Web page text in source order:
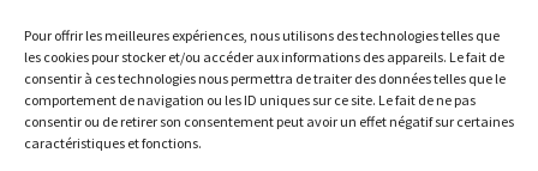
Pour offrir les meilleures expériences, nous utilisons des technologies telles que
les cookies pour stocker et/ou accéder aux informations des appareils. Le fait de
consentir à ces technologies nous permettra de traiter des données telles que le
comportement de navigation ou les ID uniques sur ce site. Le fait de ne pas
consentir ou de retirer son consentement peut avoir un effet négatif sur certaines
caractéristiques et fonctions.
L’accueil de la mairie est ouvert
dulundi au vendredi de 8h30 à 12h et de
13h30 (13h45 le jeudi) à 17h30, lesamedi
matin de 9h à 12h.